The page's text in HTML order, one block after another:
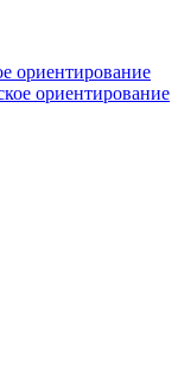
ориентирование